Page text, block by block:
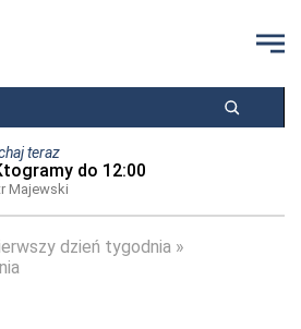
teraz
do 12:00
Majewski
dzień tygodnia